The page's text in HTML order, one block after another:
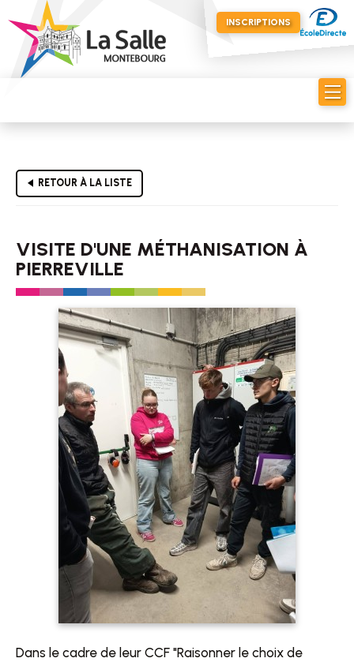
INSCRIPTIONS
RETOUR À LA LISTE
VISITE D'UNE MÉTHANISATION À
PIERREVILLE
Dans le cadre de leur CCF "Raisonner le choix de